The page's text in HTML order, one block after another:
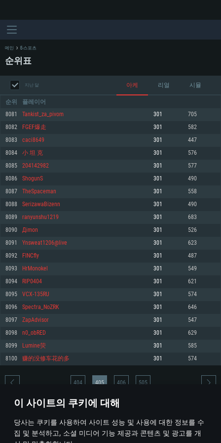
이 사이트의 쿠키에 대해
당사는 쿠키를 사용하여 사이트 성능 및 사용에 대한 정보를 수
집 및 분석하고, 소셜 미디어 기능 제공과 콘텐츠 및 광고를 개
최소사양
운영체제: Windows 10 (64 bit)
프로세서: 2.2 GHz 듀얼코어 이상
메모리: 4GB
그래픽 카드: DirectX 11 이상을 지원하는 AMD Radeon 77XX / NVIDIA
GeForce GT 660. 최소 사양 해상도: 720p
네트워크: 브로드밴드 인터넷
여유 저장 공간: 22.1 GB (최소 클라이언트)
권장 사양
570 혹은 그 이상
여유 저장 공간: 62.2 GB (전체 클라이언트)
최소사양
운영체제: Mac OS Big Sur 11.0
프로세서: 최소 2.2 GHz의 Core i5 (Intel Xeon 은 지원하지 않습니다)
메모리: 6 GB
그래픽 카드: Metal 을 지원하는 Intel Iris Pro 5200 (Mac), 혹은 이와 비슷한 성
능을 가지는 Mac 버전의 AMD/Nvidia. 최소 해상도: 720p
네트워크: 브로드밴드 인터넷
여유 저장 공간: 22.1 GB (최소 클라이언트)
권장 사양
네트워크: 브로드밴드 인터넷
여유 저장 공간: 62.2 GB (전체 클라이언트)
최소사양
운영체제: 64bit Linux 중 최신 버전
프로세서: 2.4 GHz 듀얼코어
메모리: 4 GB
그래픽 카드: Vulkan 을 지원하고, 최신 그래픽 드라이버를 지원하는 NVIDIA
660 (6개월 미만) 혹은 그와 동급의 성능을 가지며 최신 그래픽 드라이버를 지
원하는 AMD (6개월 미만; 최소사양 지원 해상도 720p)
네트워크: 브로드밴드 인터넷
여유 저장 공간: 22.1 GB (최소 클라이언트)
권장 사양
운영체제: Ubuntu 20.04 64bit
프로세서: Intel Core i7
메모리: 16 GB
그래픽 카드: Vulkan 을 지원하고, 최신 그래픽 드라이버를 지원하는 NVIDIA
1060 (6개월 미만) 혹은 그와 동급의 성능을 가지며 최신 그래픽 드라이버를
지원하는 AMD RX 570 (6개월 미만; 최소사양 지원 해상도 720p) 이상
여유 저장 공간: 62.2 GB (전체 클라이언트)
메인 E-스포츠
순위표
지난 달 아케 리얼 시뮬
순위 플레이어
8081 Tankist_za_pivom 301 705
8082 FGEF爆走 301 582
8083 caci8649 301 447
8084 小 坦 克 301 576
8085 204142982 301 577
8086 ShogunS 301 490
8087 TheSpaceman 301 558
8088 SerizawaBizenn 301 490
8089 ranyunshu1219 301 683
8090 Дimon 301 526
8091 Ynsweat1206@live 301 623
8092 FINCfly 301 487
8093 HrMonokel 301 549
8094 RIP0404 301 621
8095 VCX-135RU 301 574
8096 Spectra_NoZRK 301 646
8097 ZapAdvisor 301 547
8098 n0_obRED 301 629
8099 Lumine荧 301 585
8100 赚的没修车花的多 301 574
* 순위표는 매일 1회 갱신됩니다
404 405 406 505